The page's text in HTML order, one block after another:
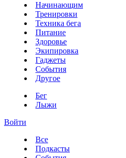
Начинающим
Тренировки
Техника бега
Питание
Здоровье
Экипировка
Гаджеты
События
Другое
Бег
Лыжи
Войти
Все
Подкасты